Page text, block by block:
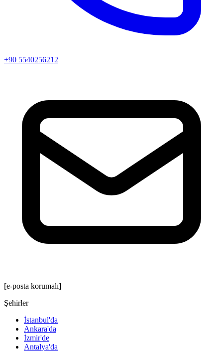
+90 5540256212
[e-posta korumalı]
Şehirler
İstanbul'da
Ankara'da
İzmir'de
Antalya'da